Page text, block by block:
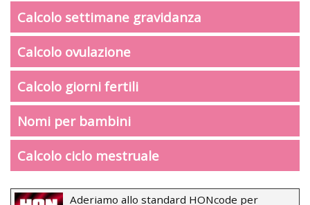
Calcolo settimane gravidanza
Calcolo ovulazione
Calcolo giorni fertili
Nomi per bambini
Calcolo ciclo mestruale
Aderiamo allo standard HONcode per